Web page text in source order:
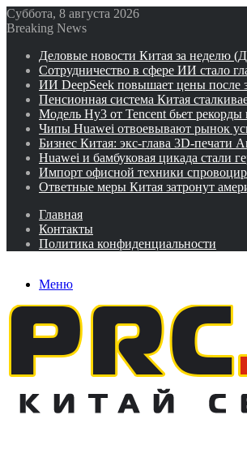
Суббота, 8 августа 2026
Breaking News
Деловые новости Китая за неделю
Сотрудничество в сфере ИИ стало
ИИ DeepSeek повышает цены после
Пенсионная система Китая
Модель Hy3 от Tencent бьет
Чипы Huawei отвоевывают рынок
Бизнес Китая: экс-глава 3D-печати
Huawei и бамбуковая цикада стали
Импорт офисной техники
Ответные меры Китая затронут
Главная
Контакты
Политика конфиденциальности
Меню